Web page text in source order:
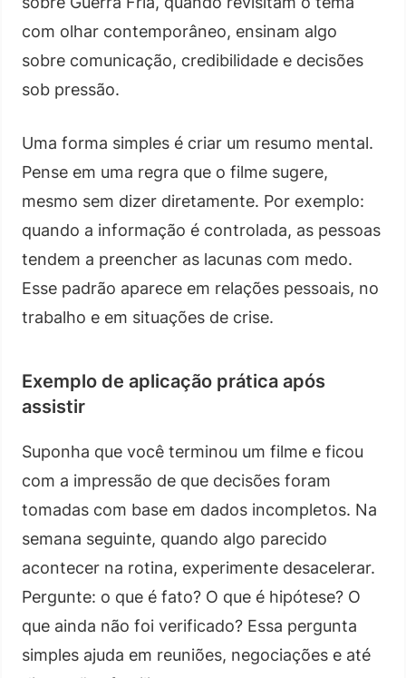
com olhar contemporâneo, ensinam algo
sobre comunicação, credibilidade e decisões
sob pressão.
Uma forma simples é criar um resumo mental.
Pense em uma regra que o filme sugere,
mesmo sem dizer diretamente. Por exemplo:
quando a informação é controlada, as pessoas
tendem a preencher as lacunas com medo.
Esse padrão aparece em relações pessoais, no
trabalho e em situações de crise.
Exemplo de aplicação prática após
assistir
Suponha que você terminou um filme e ficou
com a impressão de que decisões foram
tomadas com base em dados incompletos. Na
semana seguinte, quando algo parecido
acontecer na rotina, experimente desacelerar.
Pergunte: o que é fato? O que é hipótese? O
que ainda não foi verificado? Essa pergunta
simples ajuda em reuniões, negociações e até